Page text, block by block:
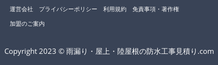
運営会社 プライバシーポリシー 利用規約
免責事項・著作権
加盟のご案内
Copyright 2023 © 雨漏り・屋上・陸屋根の防水工事見積り.com